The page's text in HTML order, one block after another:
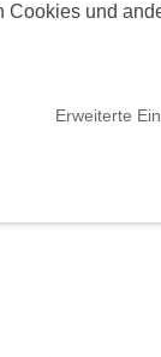
Cookies und
Erweiterte
Verteiler und
werden
Die